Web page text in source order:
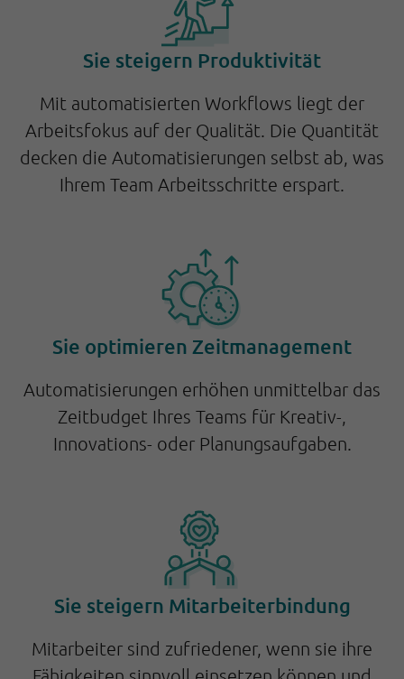
Sie steigern Produktivität
Mit automatisierten Workflows liegt der
Arbeitsfokus auf der Qualität. Die Quantität
decken die Automatisierungen selbst ab, was
Ihrem Team Arbeitsschritte erspart.
Sie optimieren Zeitmanagement
Automatisierungen erhöhen unmittelbar das
Zeitbudget Ihres Teams für Kreativ-,
Innovations- oder Planungsaufgaben.
Sie steigern Mitarbeiterbindung
Mitarbeiter sind zufriedener, wenn sie ihre